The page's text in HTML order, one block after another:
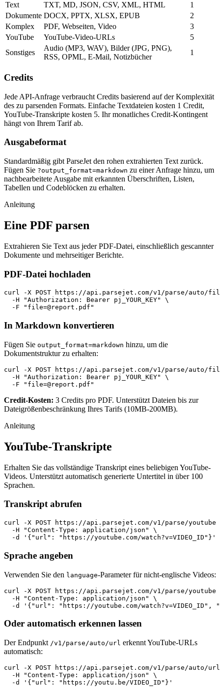
Text
TXT, MD, JSON, CSV, XML, HTML
1
Dokumente DOCX, PPTX, XLSX, EPUB
2
Komplex
PDF, Webseiten, Video
3
YouTube
YouTube-Video-URLs
5
Sonstiges
Audio (MP3, WAV), Bilder (JPG, PNG),
RSS, OPML, E-Mail, Notizbücher
1
Credits
Jede API-Anfrage verbraucht Credits basierend auf der Komplexität
des zu parsenden Formats. Einfache Textdateien kosten 1 Credit,
YouTube-Transkripte kosten 5. Ihr monatliches Credit-Kontingent
hängt von Ihrem Tarif ab.
Ausgabeformat
Standardmäßig gibt ParseJet den rohen extrahierten Text zurück.
Fügen Sie ?output_format=markdown zu einer Anfrage hinzu, um
nachbearbeitete Ausgabe mit erkannten Überschriften, Listen,
Tabellen und Codeblöcken zu erhalten.
Anleitung
Eine PDF parsen
Extrahieren Sie Text aus jeder PDF-Datei, einschließlich gescannter
Dokumente und mehrseitiger Berichte.
PDF-Datei hochladen
curl -X POST https://api.parsejet.com/v1/parse/auto/
  -H "Authorization: Bearer pj_YOUR_KEY" \
  -F "
file=@report.pdf "
In Markdown konvertieren
Fügen Sie output_format=markdown hinzu, um die
Dokumentstruktur zu erhalten:
curl -X POST https://api.parsejet.com/v1/parse/auto/
  -H "Authorization: Bearer pj_YOUR_KEY" \
  -F "
file=@report.pdf "
Credit-Kosten: 3 Credits pro PDF. Unterstützt Dateien bis zur
Dateigrößenbeschränkung Ihres Tarifs (10MB-200MB).
Anleitung
YouTube-Transkripte
Erhalten Sie das vollständige Transkript eines beliebigen YouTube-
Videos. Unterstützt automatisch generierte Untertitel in über 100
Sprachen.
Transkript abrufen
curl -X POST https://api.parsejet.com/v1/parse/
  -H "Content-Type: application/json" \
  -d '{"url": "https://youtube.com/watch?v=VIDEO_ID"}'
Sprache angeben
Verwenden Sie den language-Parameter für nicht-englische Videos:
curl -X POST https://api.parsejet.com/v1/parse/
  -H "Content-Type: application/json" \
-d '{"url": "https://youtube.com/watch?v=VIDEO_ID",
Oder automatisch erkennen lassen
Der Endpunkt /v1/parse/auto/url erkennt YouTube-URLs
automatisch:
curl -X POST https://api.parsejet.com/v1/parse/auto/
  -H "Content-Type: application/json" \
  -d '{"url": "https://youtu.be/VIDEO_ID"}'